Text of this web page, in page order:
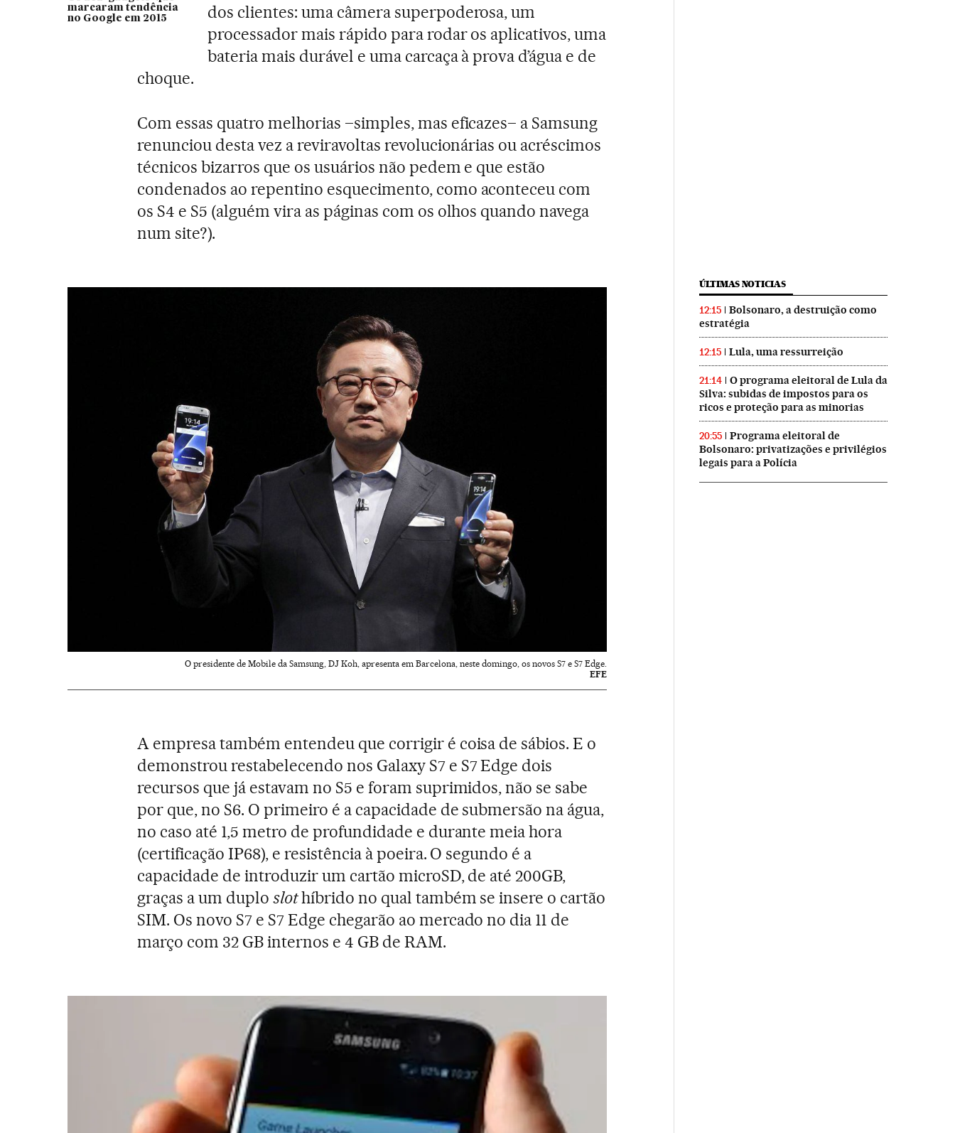
marcaram tendência
no Google em 2015
dos clientes: uma câmera superpoderosa, um
processador mais rápido para rodar os aplicativos, uma
bateria mais durável e uma carcaça à prova d’água e de
choque.
Com essas quatro melhorias –simples, mas eficazes– a Samsung
renunciou desta vez a reviravoltas revolucionárias ou acréscimos
técnicos bizarros que os usuários não pedem e que estão
condenados ao repentino esquecimento, como aconteceu com
os S4 e S5 (alguém vira as páginas com os olhos quando navega
num site?).
O presidente de Mobile da Samsung, DJ Koh, apresenta em Barcelona, neste domingo, os novos S7 e S7 Edge.
EFE
A empresa também entendeu que corrigir é coisa de sábios. E o
demonstrou restabelecendo nos Galaxy S7 e S7 Edge dois
recursos que já estavam no S5 e foram suprimidos, não se sabe
por que, no S6. O primeiro é a capacidade de submersão na água,
no caso até 1,5 metro de profundidade e durante meia hora
(certificação IP68), e resistência à poeira. O segundo é a
capacidade de introduzir um cartão microSD, de até 200GB,
graças a um duplo slothíbrido no qual também se insere o cartão
SIM. Os novo S7 e S7 Edge chegarão ao mercado no dia 11 de
março com 32 GB internos e 4 GB de RAM.
ÚLTIMAS NOTICIAS
12:15
Bolsonaro, a destruição como
estratégia
12:15 Lula, uma ressurreição
21:14
O programa eleitoral de Lula da
Silva: subidas de impostos para os
ricos e proteção para as minorias
20:55
Programa eleitoral de
Bolsonaro: privatizações e privilégios
legais para a Polícia